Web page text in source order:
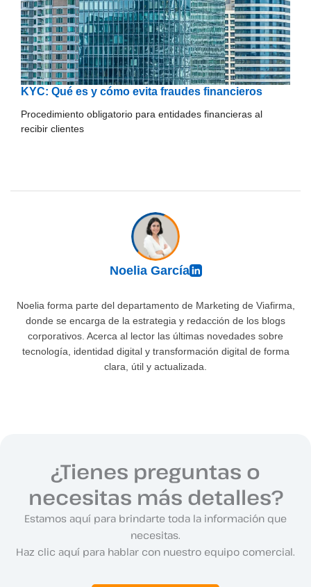
KYC: Qué es y cómo evita fraudes financieros
Procedimiento obligatorio para entidades financieras al
recibir clientes
Noelia García
Noelia forma parte del departamento de Marketing de Viafirma,
donde se encarga de la estrategia y redacción de los blogs
corporativos. Acerca al lector las últimas novedades sobre
tecnología, identidad digital y transformación digital de forma
clara, útil y actualizada.
¿Tienes preguntas o
necesitas más detalles?
Estamos aquí para brindarte toda la información que
necesitas.
Haz clic aquí para hablar con nuestro equipo comercial.